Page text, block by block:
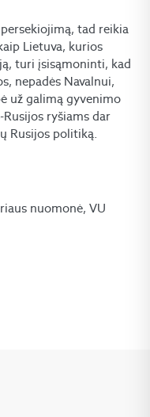
tad reikia
Lietuva, kurios
turi įsisąmoninti, kad
nepadės Navalnui,
už galimą gyvenimo
ryšiams dar
Rusijos politiką.
nuomonė, VU